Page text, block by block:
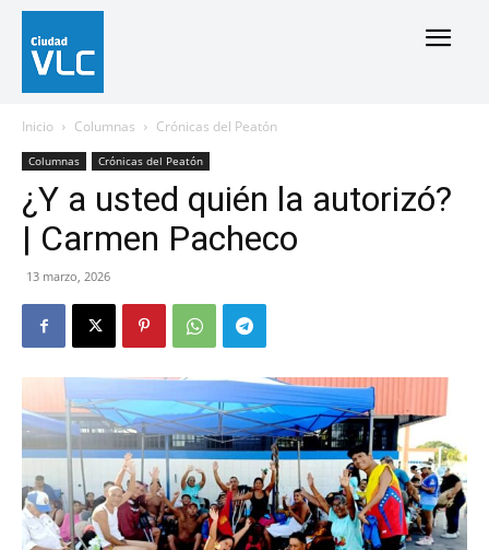
Inicio Columnas Crónicas del Peatón
Columnas Crónicas del Peatón
¿Y a usted quién la autorizó?
| Carmen Pacheco
13 marzo, 2026